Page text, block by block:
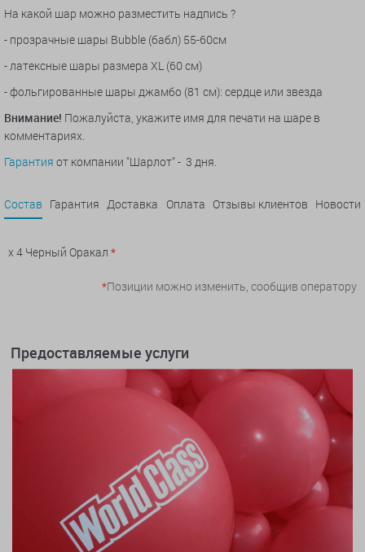
На какой шар можно разместить надпись ?
- прозрачные шары Bubble (бабл) 55-60см
- латексные шары размера XL (60 см)
- фольгированные шары джамбо (81 см): сердце или звезда
Внимание! Пожалуйста, укажите имя для печати на шаре в
комментариях.
Гарантия от компании "Шарлот" - 3 дня.
Состав Гарантия Доставка Оплата Отзывы клиентов Новости
x 4 Черный Оракал *
*Позиции можно изменить, сообщив оператору
Предоставляемые услуги